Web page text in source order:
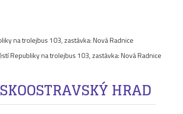
na trolejbus 103, zastávka: Nová Radnice
Republiky na trolejbus 103, zastávka: Nová Radnice
HRAD